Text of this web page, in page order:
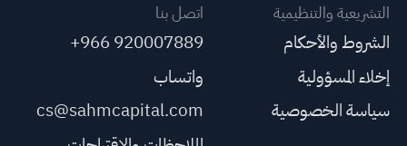
التشريعية والتنظيمية
الشروط والأحكام
إخلاء المسؤولية
سياسة الخصوصية
اتصل بنا
+966 920007889
واتساب
cs@sahmcapital.com